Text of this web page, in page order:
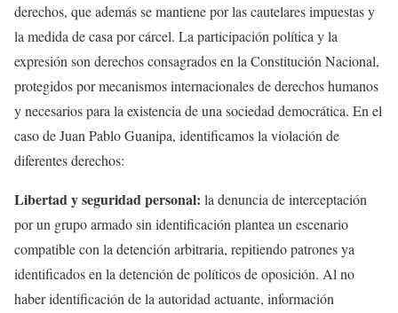
derechos, que además se mantiene por las cautelares impuestas y
la medida de casa por cárcel. La participación política y la
expresión son derechos consagrados en la Constitución Nacional,
protegidos por mecanismos internacionales de derechos humanos
y necesarios para la existencia de una sociedad democrática. En el
caso de Juan Pablo Guanipa, identificamos la violación de
diferentes derechos:
Libertad y seguridad personal: la denuncia de interceptación
por un grupo armado sin identificación plantea un escenario
compatible con la detención arbitraria, repitiendo patrones ya
identificados en la detención de políticos de oposición. Al no
haber identificación de la autoridad actuante, información